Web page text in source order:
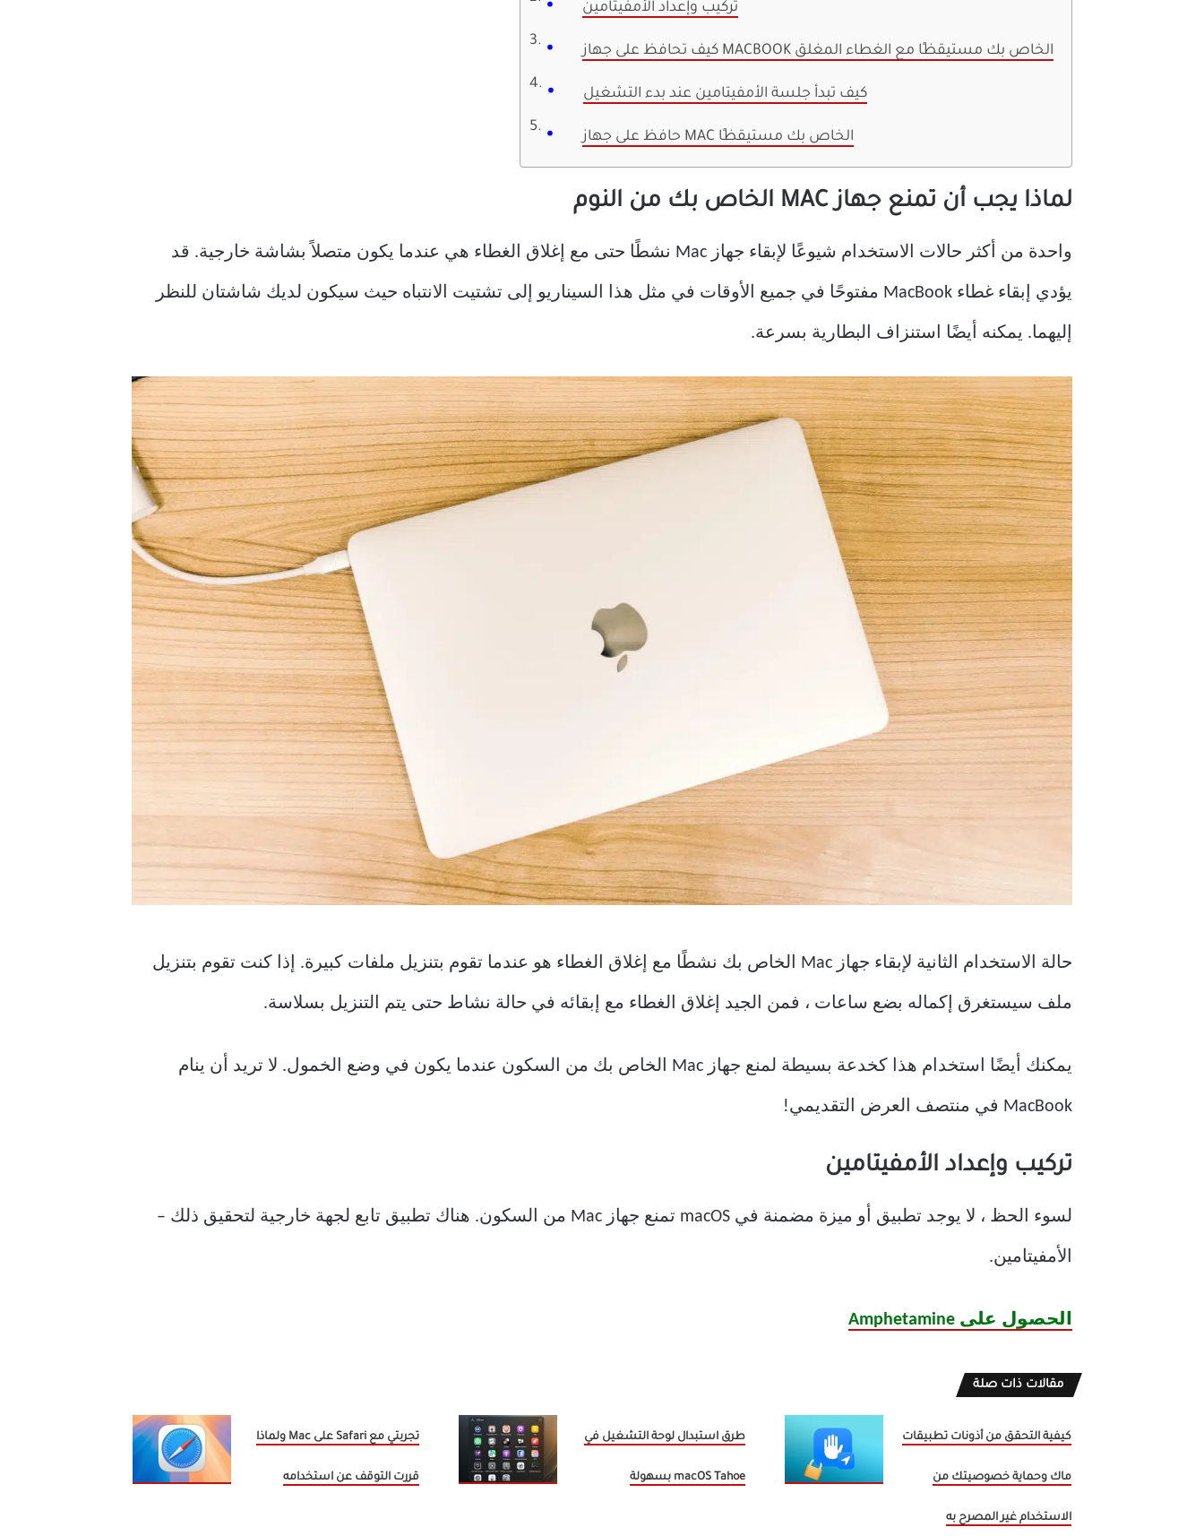
تركيب وإعداد الأمفيتامين
كيف تحافظ على جهاز MACBOOK الخاص بك مستيقظًا مع الغطاء المغلق
كيف تبدأ جلسة الأمفيتامين عند بدء التشغيل
حافظ على جهاز MAC الخاص بك مستيقظًا
لماذا يجب أن تمنع جهاز MAC الخاص بك من النوم
واحدة من أكثر حالات الاستخدام شيوعًا لإبقاء جهاز Mac نشطًا حتى مع إغلاق الغطاء هي عندما يكون متصلاً بشاشة خارجية. قد
يؤدي إبقاء غطاء MacBook مفتوحًا في جميع الأوقات في مثل هذا السيناريو إلى تشتيت الانتباه حيث سيكون لديك شاشتان للنظر
إليهما. يمكنه أيضًا استنزاف البطارية بسرعة.
حالة الاستخدام الثانية لإبقاء جهاز Mac الخاص بك نشطًا مع إغلاق الغطاء هو عندما تقوم بتنزيل ملفات كبيرة. إذا كنت تقوم بتنزيل
ملف سيستغرق إكماله بضع ساعات ، فمن الجيد إغلاق الغطاء مع إبقائه في حالة نشاط حتى يتم التنزيل بسلاسة.
يمكنك أيضًا استخدام هذا كخدعة بسيطة لمنع جهاز Mac الخاص بك من السكون عندما يكون في وضع الخمول. لا تريد أن ينام
MacBook في منتصف العرض التقديمي!
تركيب وإعداد الأمفيتامين
لسوء الحظ ، لا يوجد تطبيق أو ميزة مضمنة في macOS تمنع جهاز Mac من السكون. هناك تطبيق تابع لجهة خارجية لتحقيق ذلك –
الأمفيتامين.
الحصول على Amphetamine
مقالات ذات صلة
تجربتي مع Safari على Mac ولماذا
قررت التوقف عن استخدامه
طرق استبدال لوحة التشغيل في
macOS Tahoe بسهولة
كيفية التحقق من أذونات تطبيقات
ماك وحماية خصوصيتك من
الاستخدام غير المصرح به